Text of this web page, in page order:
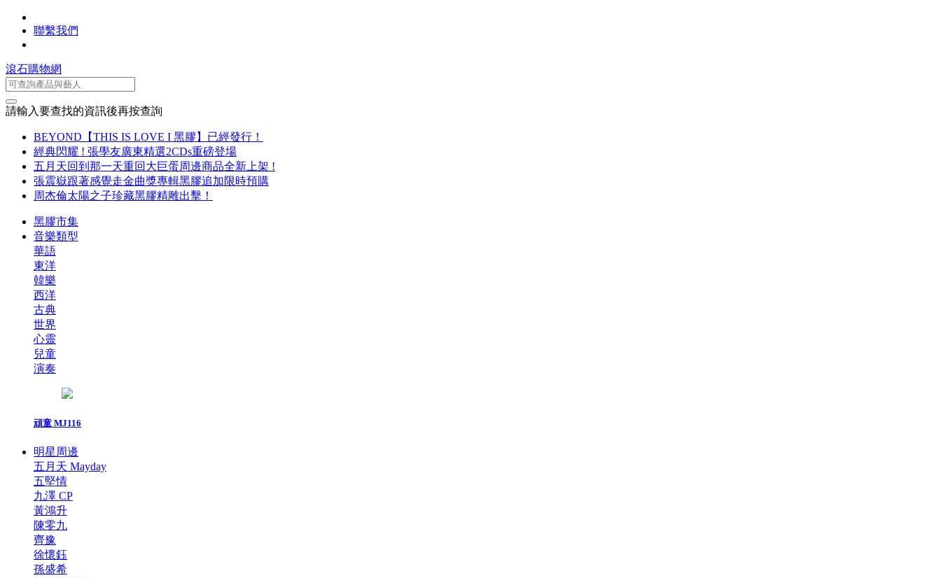
聯繫我們
滾石購物網
請輸入要查找的資訊後再按查詢
BEYOND【THIS IS LOVE I 黑膠】已經發行！
經典閃耀 ! 張學友廣東精選2CDs重磅登場
五月天回到那一天重回大巨蛋周邊商品全新上架 !
張震嶽跟著感覺走金曲獎專輯黑膠追加限時預購
周杰倫太陽之子珍藏黑膠精雕出擊！
黑膠市集
音樂類型
華語
東洋
韓樂
西洋
古典
世界
心靈
兒童
演奏
頑童 MJ116
明星周邊
五月天 Mayday
五堅情
九澤 CP
黃鴻升
陳零九
齊豫
徐懷鈺
孫盛希